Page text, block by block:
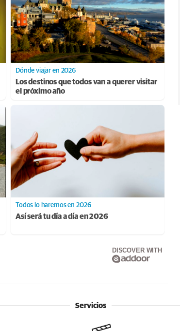
Dónde viajar en 2026
Los destinos que todos van a querer visitar
el próximo año
Todos lo haremos en 2026
Así será tu día a día en 2026
DISCOVER WITH
Servicios